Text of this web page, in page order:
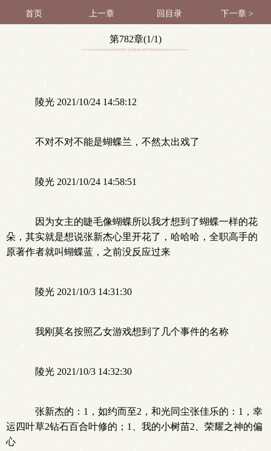
首页 上一章 回目录 下一章 >
第782章(1/1)
陵光 2021/10/24 14:58:12
不对不对不能是蝴蝶兰，不然太出戏了
陵光 2021/10/24 14:58:51
因为女主的睫毛像蝴蝶所以我才想到了蝴蝶一样的花
朵，其实就是想说张新杰心里开花了，哈哈哈，全职高手的
原著作者就叫蝴蝶蓝，之前没反应过来
陵光 2021/10/3 14:31:30
我刚莫名按照乙女游戏想到了几个事件的名称
陵光 2021/10/3 14:32:30
张新杰的：1，如约而至2，和光同尘张佳乐的：1，幸
运四叶草2钻石百合叶修的；1、我的小树苗2、荣耀之神的偏
心